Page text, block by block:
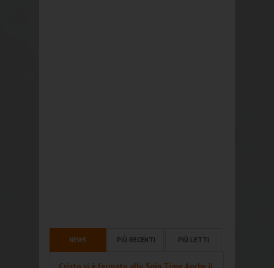
NEWS PIÙ RECENTI PIÙ LETTI